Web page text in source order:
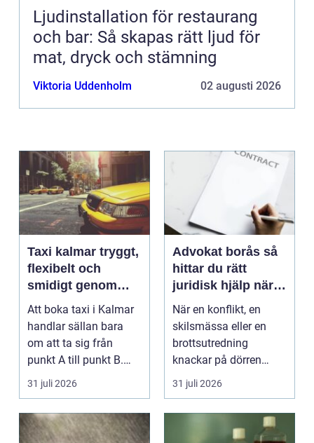
Ljudinstallation för restaurang
och bar: Så skapas rätt ljud för
mat, dryck och stämning
Viktoria Uddenholm 02 augusti 2026
Taxi kalmar tryggt,
flexibelt och
smidigt genom
hela resan
Att boka taxi i Kalmar
handlar sällan bara
om att ta sig från
punkt A till punkt B.
För många är res...
31 juli 2026
Advokat borås så
hittar du rätt
juridisk hjälp när
livet krånglar
När en konflikt, en
skilsmässa eller en
brottsutredning
knackar på dörren
förändras vardagen
snabbt....
31 juli 2026